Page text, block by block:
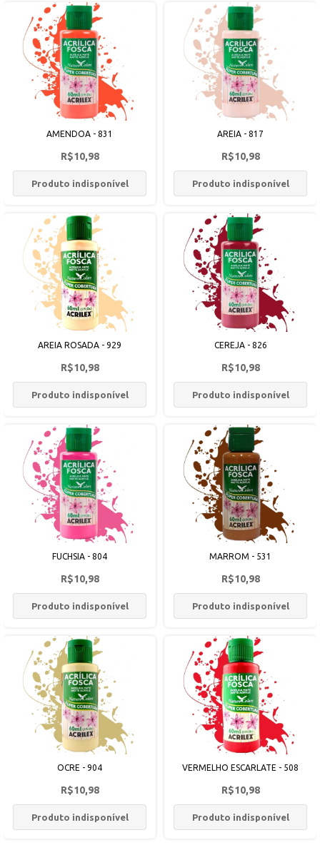
AMENDOA - 831
R$10,98
Produto indisponível
AREIA - 817
R$10,98
Produto indisponível
AREIA ROSADA - 929
R$10,98
Produto indisponível
CEREJA - 826
R$10,98
Produto indisponível
FUCHSIA - 804
R$10,98
Produto indisponível
MARROM - 531
R$10,98
Produto indisponível
OCRE - 904
R$10,98
Produto indisponível
VERMELHO ESCARLATE - 508
R$10,98
Produto indisponível